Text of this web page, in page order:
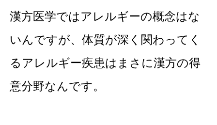
漢方医学ではアレルギーの概念はな
いんですが、体質が深く関わってく
るアレルギー疾患はまさに漢方の得
意分野なんです。